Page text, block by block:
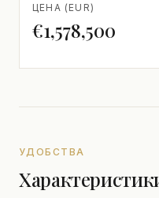
ЦЕНА (EUR)
€1,578,500
УДОБСТВА